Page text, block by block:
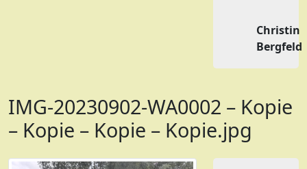
Christin
Bergfeld
IMG-20230902-WA0002 – Kopie
– Kopie – Kopie – Kopie.jpg